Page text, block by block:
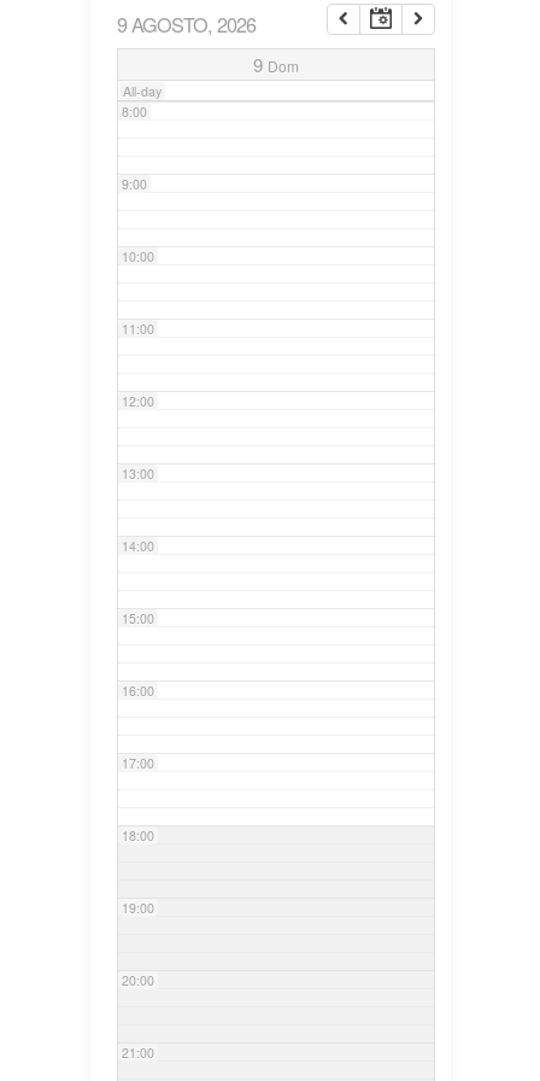
9 AGOSTO, 2026
9 Dom
All-day
7:00
8:00
9:00
10:00
11:00
12:00
13:00
14:00
15:00
16:00
17:00
18:00
19:00
20:00
21:00